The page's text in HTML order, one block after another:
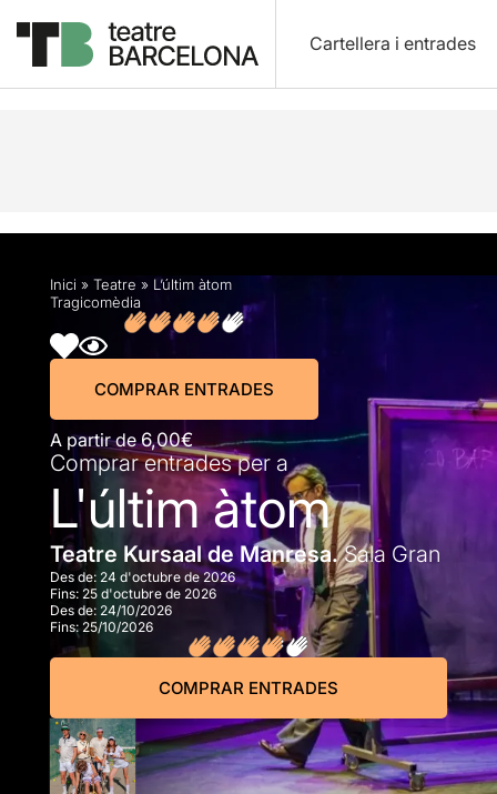
Cartellera i entrades
Descripció Horaris Fitxa artística Fotos i
Inici » Teatre » L’últim àtom
Tragicomèdia
A partir de6,00€
COMPRAR ENTRADES
Comprar entrades per a
L'últim àtom
Teatre Kursaal de Manresa.Sala Gran
Des de: 24 d'octubre de 2026
Fins: 25 d'octubre de 2026
Des de: 24/10/2026
Fins: 25/10/2026
COMPRAR ENTRADES